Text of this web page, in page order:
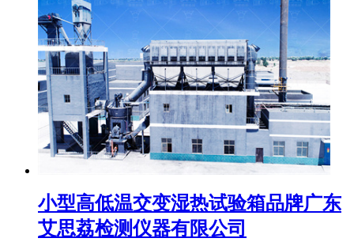
小型高低温交变湿热试验箱品牌广东
艾思荔检测仪器有限公司